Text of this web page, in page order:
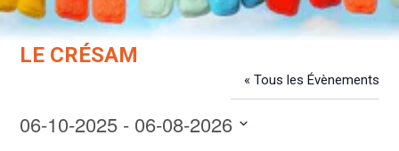
LE CRÉSAM
« Tous les Évènements
06-10-2025 - 06-08-2026